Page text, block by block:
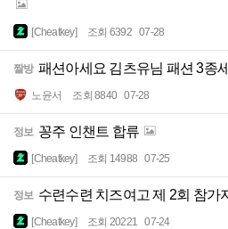
[Cheatkey] 조회 6392 07-28
짤방 패션아세요 김츠유님 패션 3종
노윤서 조회 8840 07-28
정보 꽁주 인챈트 합류
[Cheatkey] 조회 14988 07-25
정보 수련수련 치즈여고 제 2회 참가
[Cheatkey] 조회 20221 07-24